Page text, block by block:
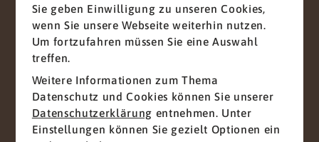
Telefon
Nachricht
Sie geben Einwilligung zu unseren Cookies,
wenn Sie unsere Webseite weiterhin nutzen.
Um fortzufahren müssen Sie eine Auswahl
treffen.
Weitere Informationen zum Thema
Datenschutz und Cookies können Sie unserer
Datenschutzerklärung entnehmen. Unter
Einstellungen können Sie gezielt Optionen ein